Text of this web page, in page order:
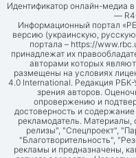
Идентификатор онлайн-медиа
—
Информационный портал
версию (украинскую,
портала – https://
принадлежат их
авторами которых
размещены на условиях
4.0 International. Редакция
зрения авторов.
опровержению и
достоверность и
рекламодатель.
релизы", "Спецпроект",
"Благотворительность",
рекламы и предназначены,